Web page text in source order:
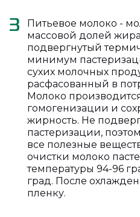
3
Питьевое молоко -
массовой долей
подвергнутый
минимум
сухих молочных
расфасованный в
Молоко
гомогенизации и
жирность. Не
пастеризации,
все полезные вещества. После
очистки молоко
температуры 94-96
град. После
пленку.